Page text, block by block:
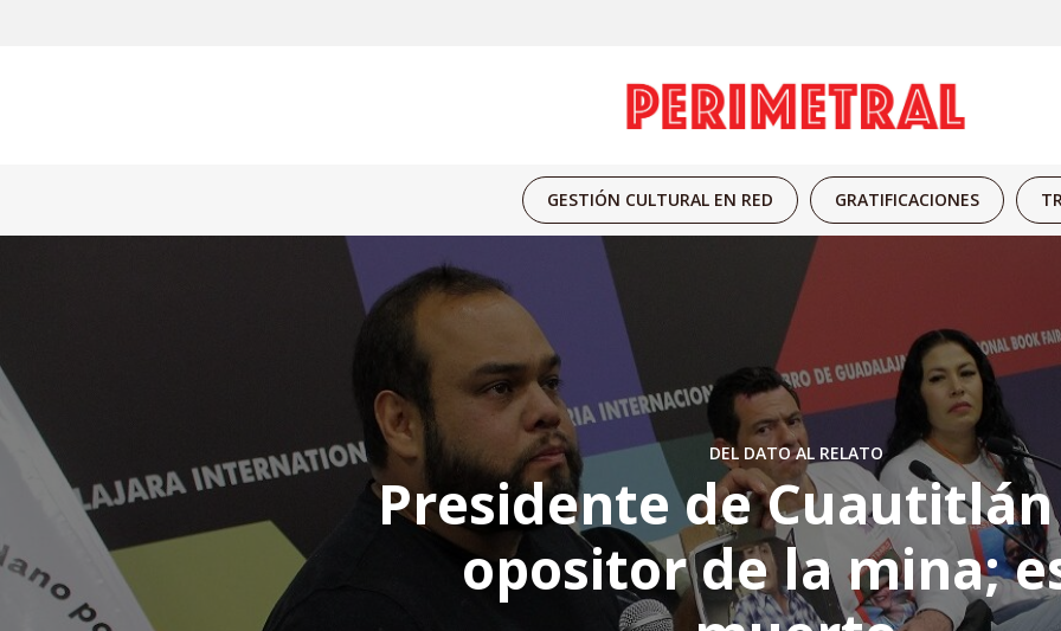
GESTIÓN CULTURAL EN RED GRATIFICACIONES
DEL DATO AL RELATO
Presidente de
opositor de la mina;